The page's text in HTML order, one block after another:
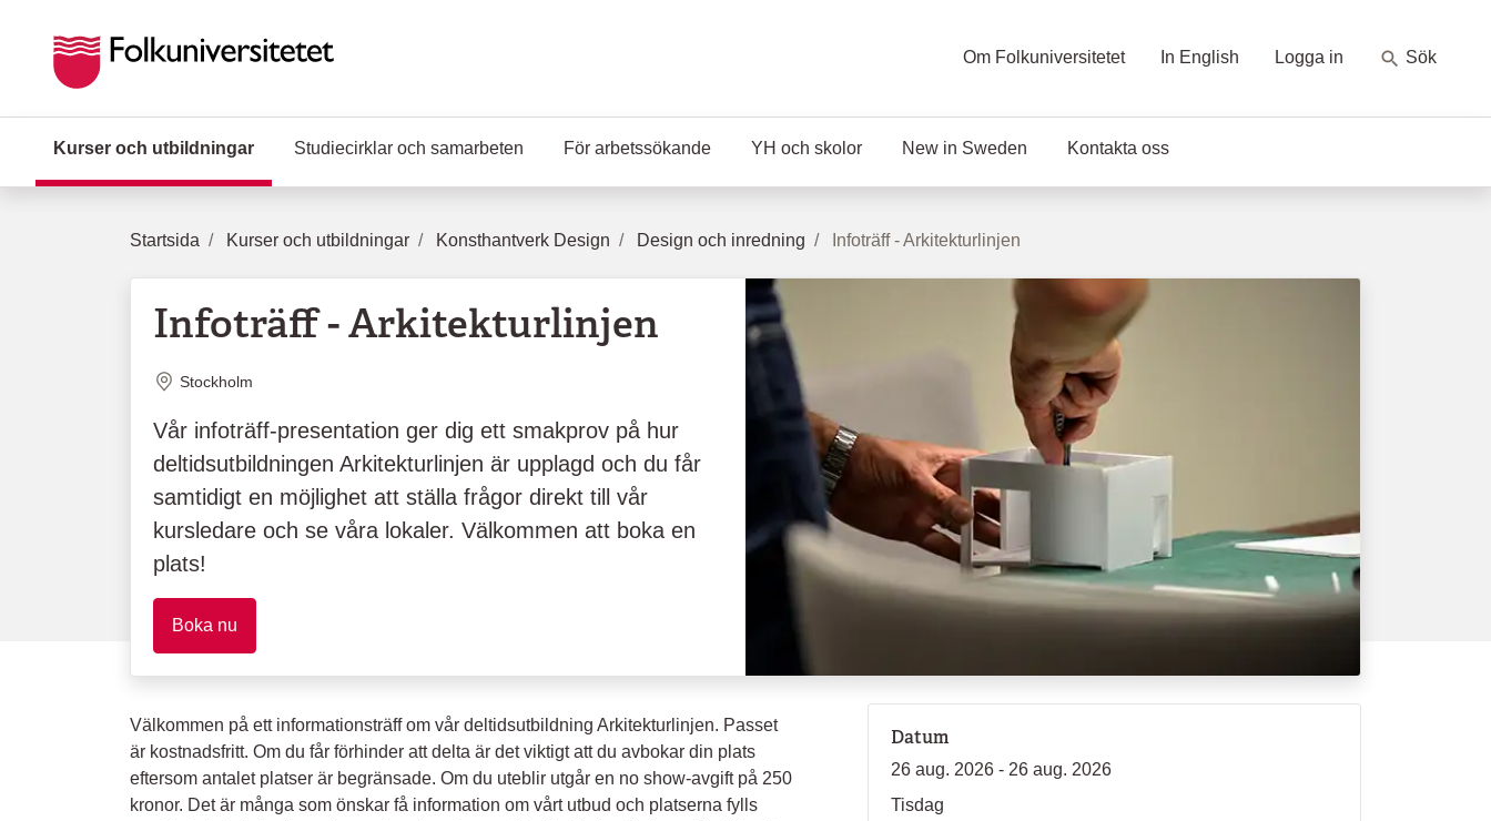
Om Folkuniversitetet In English Logga in Sök
Kurser och utbildningar (Aktuell sida)
Studiecirklar och samarbeten För arbetssökande YH och skolor New in Sweden Kontakta oss
Startsida Kurser och utbildningar Konsthantverk Design Design och inredning Infoträff - Arkitekturlinjen
Infoträff - Arkitekturlinjen
Plats
Stockholm
Vår infoträff-presentation ger dig ett smakprov på hur
deltidsutbildningen Arkitekturlinjen är upplagd och du får
samtidigt en möjlighet att ställa frågor direkt till vår
kursledare och se våra lokaler. Välkommen att boka en
plats!
Boka nu
Välkommen på ett informationsträff om vår deltidsutbildning Arkitekturlinjen. Passet
är kostnadsfritt. Om du får förhinder att delta är det viktigt att du avbokar din plats
eftersom antalet platser är begränsade. Om du uteblir utgår en no show-avgift på 250
kronor. Det är många som önskar få information om vårt utbud och platserna fylls
Datum
26 aug. 2026 - 26 aug. 2026
Tisdag